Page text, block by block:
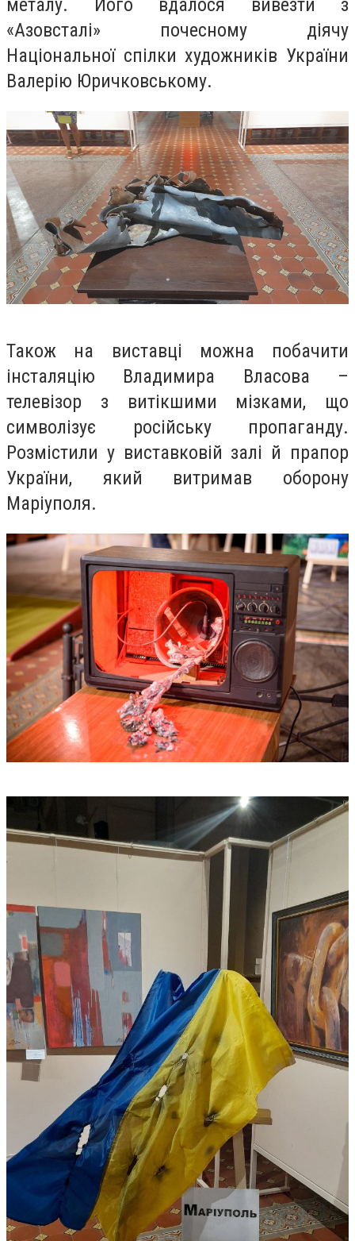
металу. Його вдалося вивезти з
«Азовсталі» почесному діячу
Національної спілки художників України
Валерію Юричковському.
Також на виставці можна побачити
інсталяцію Владимира Власова –
телевізор з витікшими мізками, що
символізує російську пропаганду.
Розмістили у виставковій залі й прапор
України, який витримав оборону
Маріуполя.